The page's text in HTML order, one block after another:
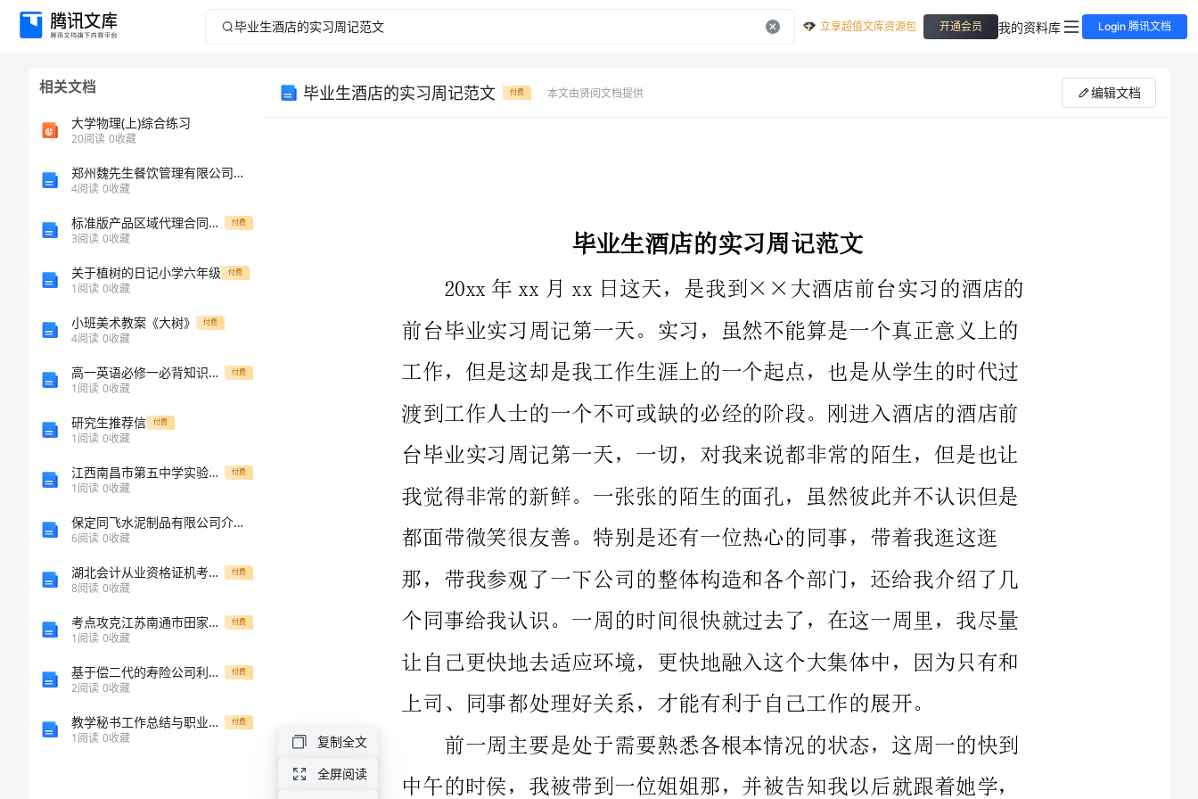
毕
立享超值文库资源包 开通会员 我的资料库 Login 腾讯文档
相关文档
大学物理(上)综合练习
20阅读 0收藏
郑州魏先生餐饮管理有限公司介绍企业发展分析报告
4阅读 0收藏
标准版产品区域代理合同范本 付费
3阅读 0收藏
关于植树的日记小学六年级 付费
1阅读 0收藏
小班美术教案《大树》 付费
4阅读 0收藏
高一英语必修一必背知识点整理 付费
1阅读 0收藏
研究生推荐信 付费
1阅读 0收藏
江西南昌市第五中学实验学校数学七年级上册第四单元几何图形初步章节练习试题（含答案解析版） 付费
1阅读 0收藏
保定同飞水泥制品有限公司介绍企业发展分析报告
6阅读 0收藏
湖北会计从业资格证机考会计电算化真题一 付费
8阅读 0收藏
考点攻克江苏南通市田家炳中学数学七年级上册第三章一元一次方程方程必考点解析练习题（详解） 付费
1阅读 0收藏
基于偿二代的寿险公司利率风险问题研究的开题报告 付费
2阅读 0收藏
教学秘书工作总结与职业发展（模板16篇） 付费
1阅读 0收藏
毕业生酒店的实习周记范文 付费 本文由贤阅文档提供 编辑文档
在了心里，因为这可能就是我将来要承担的职责。这一周，貌似对
周围的人和事相对熟悉了，没有酒店前台毕业实习周记第一周那么
手足无措，还有就是还好遇上了比较好的同事们，教会我很多东
前台毕业实习周记第一天。实习，虽然不能算是一个真正意义上的
工作，但是这却是我工作生涯上的一个起点，也是从学生的时代过
渡到工作人士的一个不可或缺的必经的阶段。刚进入酒店的酒店前
都面带微笑很友善。特别是还有一位热心的同事，带着我逛这逛
那，带我参观了一下公司的整体构造和各个部门，还给我介绍了几
上司、同事都处理好关系，才能有利于自己工作的展开。
前一周主要是处于需要熟悉各根本情况的状态，这周一的快到
中午的时侯，我被带到一位姐姐那，并被告知我以后就跟着她学，
复制全文
全屏阅读